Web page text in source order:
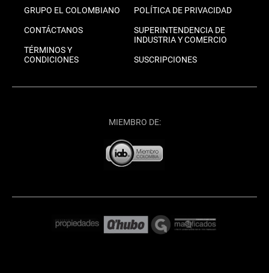
GRUPO EL COLOMBIANO
CONTÁCTANOS
TÉRMINOS Y
CONDICIONES
POLÍTICA DE PRIVACIDAD
SUPERINTENDENCIA DE
INDUSTRIA Y COMERCIO
SUSCRIPCIONES
MIEMBRO DE: